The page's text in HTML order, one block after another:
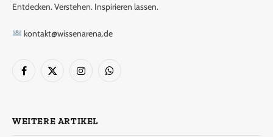
Entdecken. Verstehen. Inspirieren lassen.
kontakt@wissenarena.de
Facebook
X
InstagramWhatsApp
WEITERE ARTIKEL